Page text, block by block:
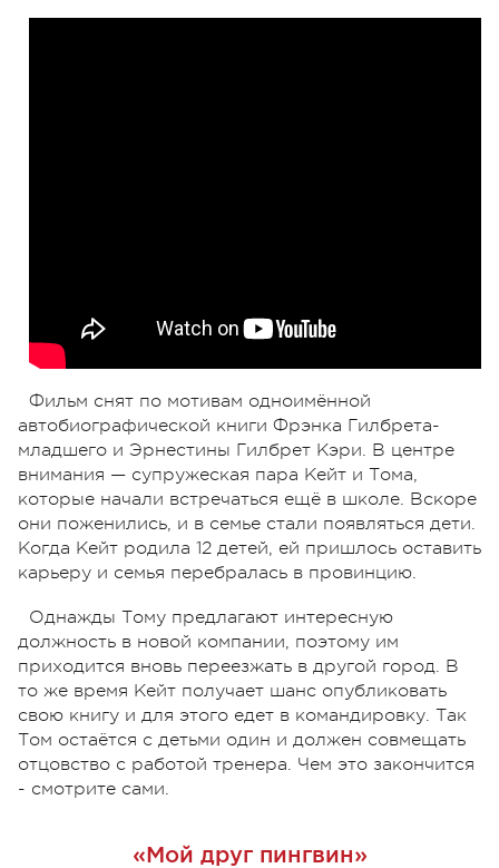
Фильм снят по мотивам одноимённой
автобиографической книги Фрэнка Гилбрета-
младшего и Эрнестины Гилбрет Кэри. В центре
внимания — супружеская пара Кейт и Тома,
которые начали встречаться ещё в школе. Вскоре
они поженились, и в семье стали появляться дети.
Когда Кейт родила 12 детей, ей пришлось оставить
карьеру и семья перебралась в провинцию.
Однажды Тому предлагают интересную
должность в новой компании, поэтому им
приходится вновь переезжать в другой город. В
то же время Кейт получает шанс опубликовать
свою книгу и для этого едет в командировку. Так
Том остаётся с детьми один и должен совмещать
отцовство с работой тренера. Чем это закончится
- смотрите сами.
«Мой друг пингвин»